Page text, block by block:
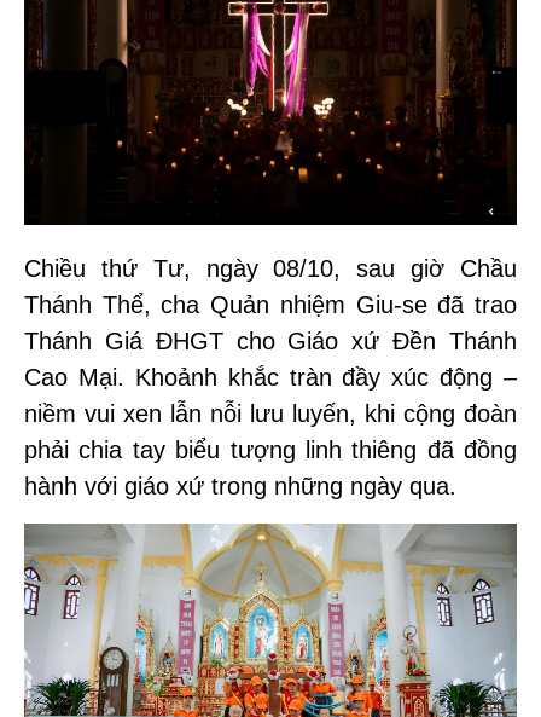
Chiều thứ Tư, ngày 08/10, sau giờ Chầu
Thánh Thể, cha Quản nhiệm Giu-se đã trao
Thánh Giá ĐHGT cho Giáo xứ Đền Thánh
Cao Mại. Khoảnh khắc tràn đầy xúc động –
niềm vui xen lẫn nỗi lưu luyến, khi cộng đoàn
phải chia tay biểu tượng linh thiêng đã đồng
hành với giáo xứ trong những ngày qua.